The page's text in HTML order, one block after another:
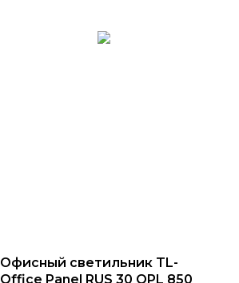
Офисный светильник TL-
Office Panel RUS 30 OPL 850